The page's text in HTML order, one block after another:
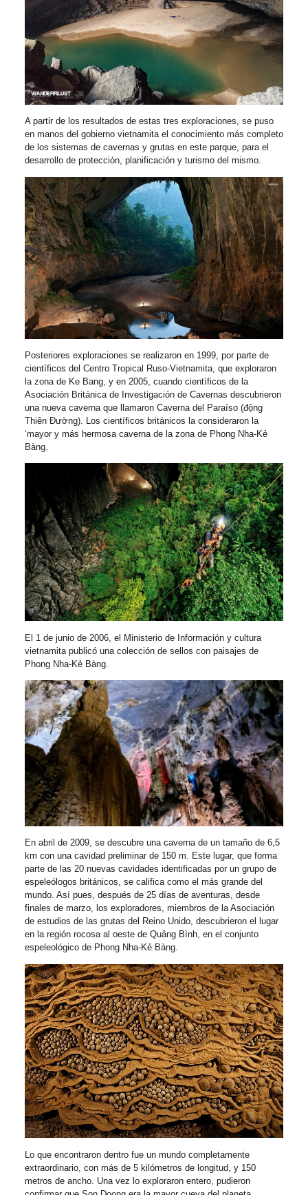
A partir de los resultados de estas tres exploraciones, se puso
en manos del gobierno vietnamita el conocimiento más completo
de los sistemas de cavernas y grutas en este parque, para el
desarrollo de protección, planificación y turismo del mismo.
Posteriores exploraciones se realizaron en 1999, por parte de
científicos del Centro Tropical Ruso-Vietnamita, que exploraron
la zona de Ke Bang, y en 2005, cuando científicos de la
Asociación Británica de Investigación de Cavernas descubrieron
una nueva caverna que llamaron Caverna del Paraíso (động
Thiên Đường). Los científicos británicos la consideraron la
‘mayor y más hermosa caverna de la zona de Phong Nha-Kẻ
Bàng.
El 1 de junio de 2006, el Ministerio de Información y cultura
vietnamita publicó una colección de sellos con paisajes de
Phong Nha-Kẻ Bàng.
En abril de 2009, se descubre una caverna de un tamaño de 6,5
km con una cavidad preliminar de 150 m. Este lugar, que forma
parte de las 20 nuevas cavidades identificadas por un grupo de
espeleólogos británicos, se califica como el más grande del
mundo. Así pues, después de 25 días de aventuras, desde
finales de marzo, los exploradores, miembros de la Asociación
de estudios de las grutas del Reino Unido, descubrieron el lugar
en la región rocosa al oeste de Quảng Bình, en el conjunto
espeleológico de Phong Nha-Kẻ Bàng.
Lo que encontraron dentro fue un mundo completamente
extraordinario, con más de 5 kilómetros de longitud, y 150
metros de ancho. Una vez lo exploraron entero, pudieron